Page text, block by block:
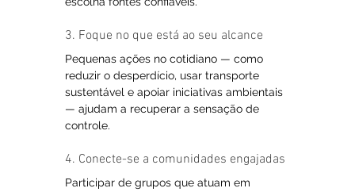
3. Foque no que está ao seu alcance
Pequenas ações no cotidiano — como
reduzir o desperdício, usar transporte
sustentável e apoiar iniciativas ambientais
— ajudam a recuperar a sensação de
controle.
4. Conecte-se a comunidades engajadas
Participar de grupos que atuam em